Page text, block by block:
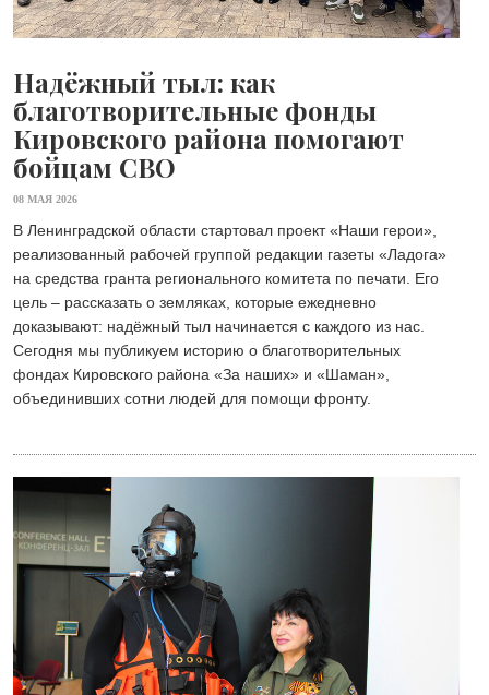
Надёжный тыл: как
благотворительные фонды
Кировского района помогают
бойцам СВО
08 МАЯ 2026
В Ленинградской области стартовал проект «Наши герои»,
реализованный рабочей группой редакции газеты «Ладога»
на средства гранта регионального комитета по печати. Его
цель – рассказать о земляках, которые ежедневно
доказывают: надёжный тыл начинается с каждого из нас.
Сегодня мы публикуем историю о благотворительных
фондах Кировского района «За наших» и «Шаман»,
объединивших сотни людей для помощи фронту.